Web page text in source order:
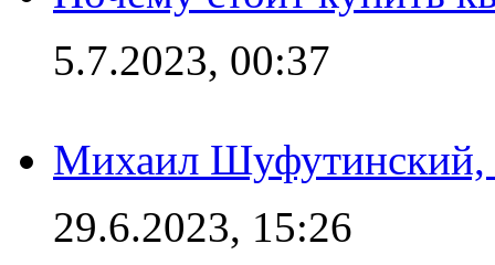
5.7.2023, 00:37
Михаил Шуфутинский,
29.6.2023, 15:26